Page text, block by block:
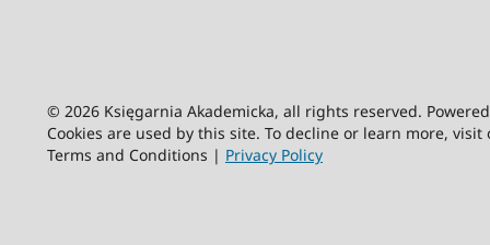
© 2026 Księgarnia Akademicka, all rights reserved.
Cookies are used by this site. To decline or learn more,
Terms and Conditions | Privacy Policy